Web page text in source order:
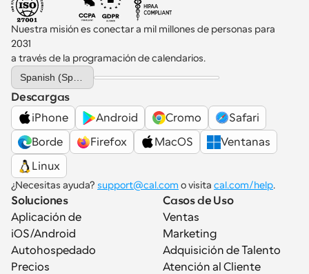
Nuestra misión es conectar a mil millones de personas para
2031
a través de la programación de calendarios.
Select Language
Descargas
iPhone
Android Cromo
Safari
Borde
Firefox MacOS
Ventanas
Linux
¿Necesitas ayuda? support@cal.com o visita cal.com/help.
Soluciones
Aplicación de
iOS/Android
Autohospedado
Precios
Casos de Uso
Ventas
Marketing
Adquisición de Talento
Atención al Cliente